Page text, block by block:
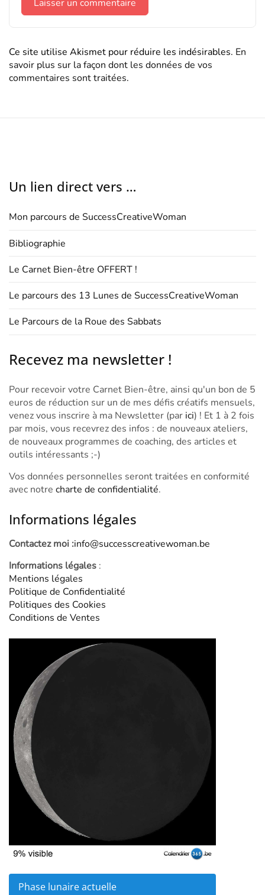
Ce site utilise Akismet pour réduire les indésirables. En
savoir plus sur la façon dont les données de vos
commentaires sont traitées.
Un lien direct vers …
Mon parcours de SuccessCreativeWoman
Bibliographie
Le Carnet Bien-être OFFERT !
Le parcours des 13 Lunes de SuccessCreativeWoman
Le Parcours de la Roue des Sabbats
Recevez ma newsletter !
Pour recevoir votre Carnet Bien-être, ainsi qu'un bon de 5
euros de réduction sur un de mes défis créatifs mensuels,
venez vous inscrire à ma Newsletter (par ici) ! Et 1 à 2 fois
par mois, vous recevrez des infos : de nouveaux ateliers,
de nouveaux programmes de coaching, des articles et
outils intéressants ;-)
Vos données personnelles seront traitées en conformité
avec notre charte de confidentialité.
Informations légales
Contactez moi :info@successcreativewoman.be
Informations légales :
Mentions légales
Politique de Confidentialité
Politiques des Cookies
Conditions de Ventes
Phase lunaire actuelle